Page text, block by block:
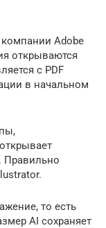
Adobe
открываются
с PDF
в начальном
Правильно
то есть
AI сохраняет